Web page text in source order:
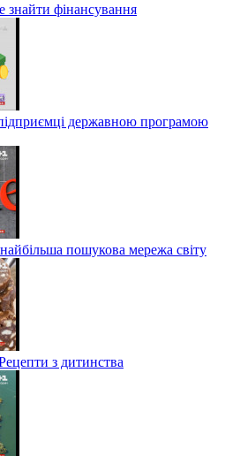
знайти фінансування
державною програмою
пошукова мережа світу
з дитинства